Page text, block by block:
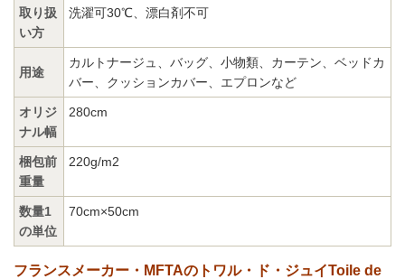
取り扱
い方
洗濯可30℃、漂白剤不可
用途
カルトナージュ、バッグ、小物類、カーテン、ベッドカ
バー、クッションカバー、エプロンなど
オリジ
ナル幅
280cm
梱包前
重量
220g/m2
数量1
の単位
70cm×50cm
フランスメーカー・MFTAのトワル・ド・ジュイToile de